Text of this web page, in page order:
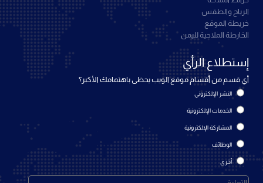
الرياح والطقس
خريطة الموقع
الخارطة الملاحية لليمن
إستطلاع الرأي
أي قسم من أقسام موقع الويب يحظى باهتمامك الأكبر؟
النشر الإلكتروني
الخدمات الإلكترونية
المشاركة الإلكترونية
الوظائف
أخرى